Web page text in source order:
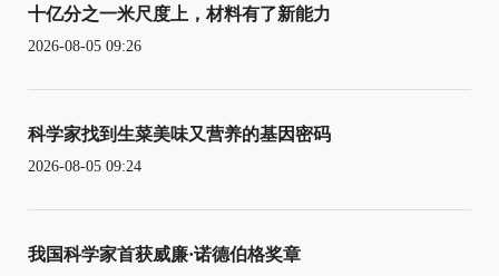
十亿分之一米尺度上，材料有了新能力
2026-08-05 09:26
科学家找到生菜美味又营养的基因密码
2026-08-05 09:24
我国科学家首获威廉·诺德伯格奖章